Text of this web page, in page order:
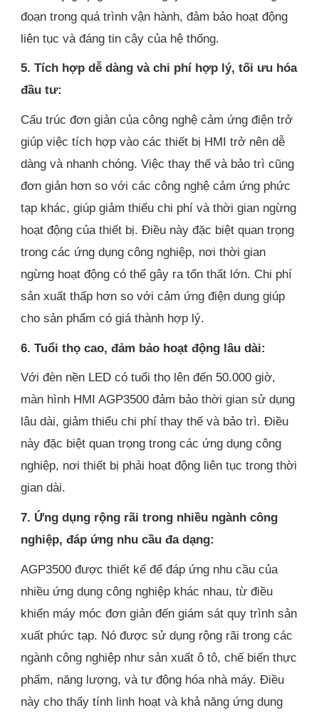
đoạn trong quá trình vận hành, đảm bảo hoạt động
liên tục và đáng tin cậy của hệ thống.
5. Tích hợp dễ dàng và chi phí hợp lý, tối ưu hóa
đầu tư:
Cấu trúc đơn giản của công nghệ cảm ứng điện trở
giúp việc tích hợp vào các thiết bị HMI trở nên dễ
dàng và nhanh chóng. Việc thay thế và bảo trì cũng
đơn giản hơn so với các công nghệ cảm ứng phức
tạp khác, giúp giảm thiểu chi phí và thời gian ngừng
hoạt động của thiết bị. Điều này đặc biệt quan trọng
trong các ứng dụng công nghiệp, nơi thời gian
ngừng hoạt động có thể gây ra tổn thất lớn. Chi phí
sản xuất thấp hơn so với cảm ứng điện dung giúp
cho sản phẩm có giá thành hợp lý.
6. Tuổi thọ cao, đảm bảo hoạt động lâu dài:
Với đèn nền LED có tuổi thọ lên đến 50.000 giờ,
màn hình HMI AGP3500 đảm bảo thời gian sử dụng
lâu dài, giảm thiểu chi phí thay thế và bảo trì. Điều
này đặc biệt quan trọng trong các ứng dụng công
nghiệp, nơi thiết bị phải hoạt động liên tục trong thời
gian dài.
7. Ứng dụng rộng rãi trong nhiều ngành công
nghiệp, đáp ứng nhu cầu đa dạng:
AGP3500 được thiết kế để đáp ứng nhu cầu của
nhiều ứng dụng công nghiệp khác nhau, từ điều
khiển máy móc đơn giản đến giám sát quy trình sản
xuất phức tạp. Nó được sử dụng rộng rãi trong các
ngành công nghiệp như sản xuất ô tô, chế biến thực
phẩm, năng lượng, và tự động hóa nhà máy. Điều
này cho thấy tính linh hoạt và khả năng ứng dụng